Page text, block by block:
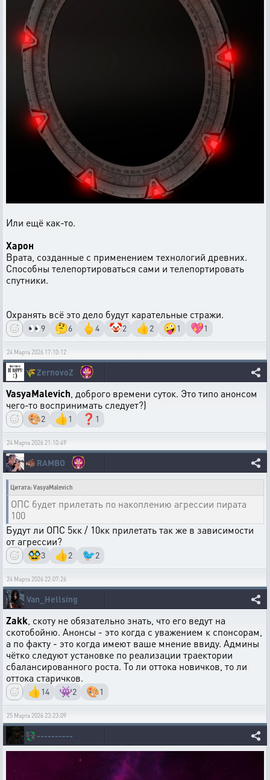
Или ещё как-то.
Харон
Врата, созданные с применением технологий древних.
Способны телепортироваться сами и телепортировать
спутники.
Охранять всё это дело будут карательные стражи.
👀9 🤔6 🖕 4 🤡2 👍2 🤪1 💖1
24 Марта 2026 17:10:12
🌾ZernovoZ
VasyaMalevich , доброго времени суток. Это типо анонсом
чего-то воспринимать следует?)
🎨2 👍1 ❓ 1
24 Марта 2026 21:10:49
🐗 RAMBO
Цитата: VasyaMalevich
ОПС будет прилетать по накоплению агрессии пирата
100
Будут ли ОПС 5кк / 10кк прилетать так же в зависимости
от агрессии?
🥸3 👍2 🐦2
24 Марта 2026 22:07:26
Van_Hellsing
Zakk , скоту не обязательно знать, что его ведут на
скотобойню. Анонсы - это когда с уважением к спонсорам,
а по факту - это когда имеют ваше мнение ввиду. Админы
чётко следуют установке по реализации траектории
сбалансированного роста. То ли оттока новичков, то ли
оттока старичков.
👍14 👾2 🎨1
25 Марта 2026 23:23:09
💱 ----------